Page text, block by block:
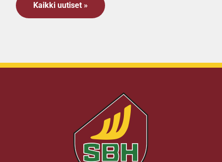
Kaikki uutiset »